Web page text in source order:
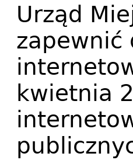
Urząd
zapewnić
kwietnia